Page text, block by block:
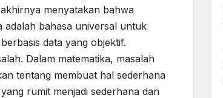
menyatakan bahwa
adalah bahasa universal untuk
data yang objektif.
Dalam matematika, masalah
tentang membuat hal sederhana
rumit menjadi sederhana dan